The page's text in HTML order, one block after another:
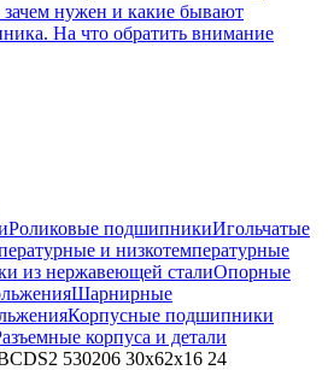
нужен и какие бывают
На что обратить внимание
Роликовые подшипникиИгольчатые
и низкотемпературные
из нержавеющей сталиОпорные
Шарнирные
Корпусные подшипники
корпуса и детали
530206 30х62х16 24